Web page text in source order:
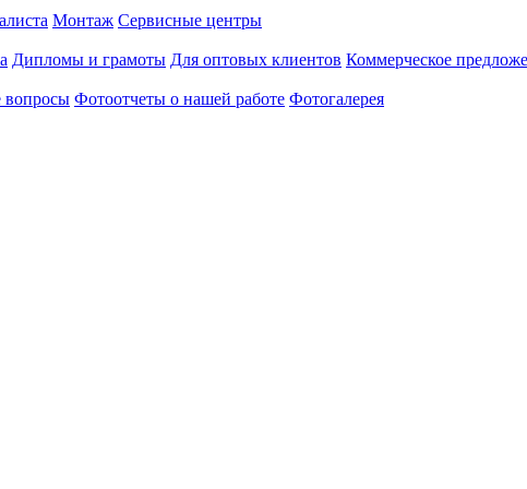
Монтаж Сервисные центры
Дипломы и грамоты Для оптовых клиентов Коммерческое
вопросы Фотоотчеты о нашей работе Фотогалерея